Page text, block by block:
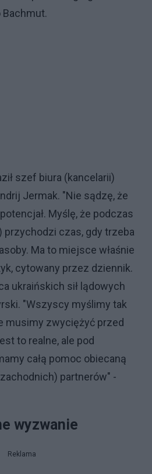
szef biura (kancelarii)
Jermak. "Nie sądzę, że
Myślę, że podczas
przychodzi czas, gdy trzeba
Ma to miejsce właśnie
cytowany przez dziennik.
ukraińskich sił lądowych
"Wszyscy myślimy tak
musimy zwyciężyć przed
to realne, ale pod
całą pomoc obiecaną
partnerów" -
wyzwanie
Reklama